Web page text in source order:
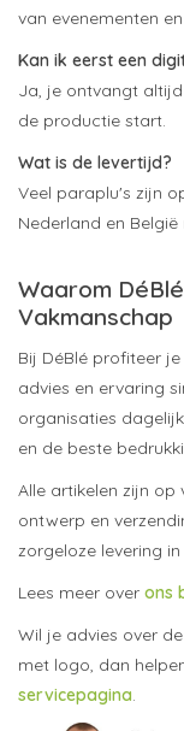
van evenementen
Kan ik eerst een
Ja, je ontvangt
de productie start.
Wat is de levertijd?
Veel paraplu's zijn
Nederland en België
Waarom
Vakmanschap
Bij DéBlé profiteer
advies en ervaring
organisaties
en de beste
Alle artikelen zijn
ontwerp en
zorgeloze levering
Lees meer over ons
Wil je advies over
met logo, dan
servicepagina.